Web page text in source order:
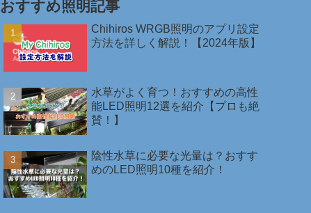
おすすめ照明記事
Chihiros WRGB照明のアプリ設定
方法を詳しく解説！【2024年版】
水草がよく育つ！おすすめの高性
能LED照明12選を紹介【プロも絶
賛！】
陰性水草に必要な光量は？おすす
めのLED照明10種を紹介！￼